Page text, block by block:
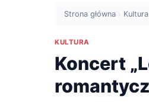
Strona główna › Kultura
KULTURA
Koncert